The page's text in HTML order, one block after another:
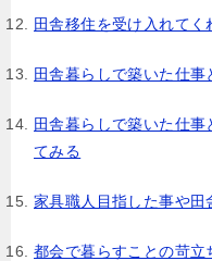
田舎移住を受け入れて
田舎暮らしで築いた仕
田舎暮らしで築いた仕
てみる
家具職人目指した事や田
都会で暮らすことの苛